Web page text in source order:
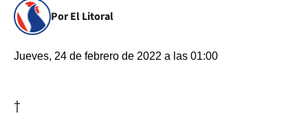
Por El Litoral
Jueves, 24 de febrero de 2022 a las 01:00
†